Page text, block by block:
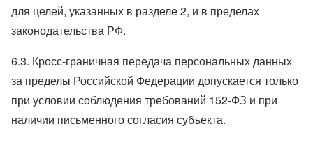
для целей, указанных в разделе 2, и в пределах
законодательства РФ.
6.3. Кросс-граничная передача персональных данных
за пределы Российской Федерации допускается только
при условии соблюдения требований 152-ФЗ и при
наличии письменного согласия субъекта.